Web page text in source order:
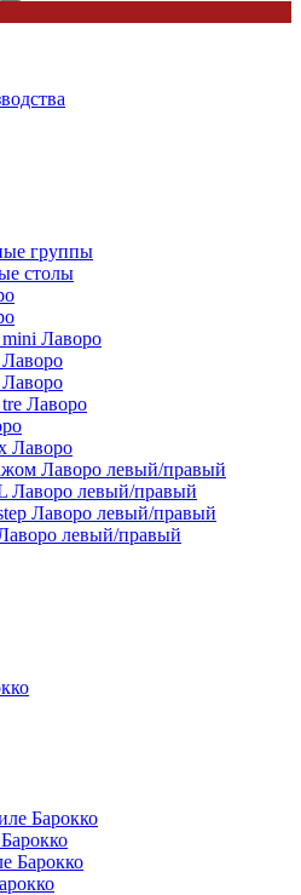
группы
столы
Лаворо
Лаворо
Лаворо
Лаворо левый/правый
Лаворо левый/правый
Лаворо левый/правый
левый/правый
Барокко
Барокко